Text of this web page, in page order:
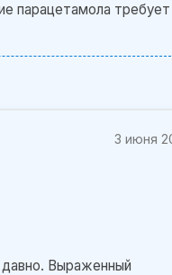
парацетамола требует
3 июня
давно. Выраженный